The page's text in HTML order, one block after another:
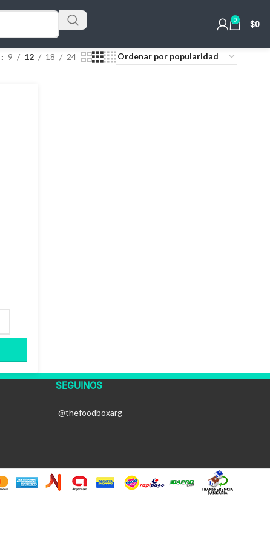
0 $0
9 12 18 24
SEGUINOS
@thefoodboxarg